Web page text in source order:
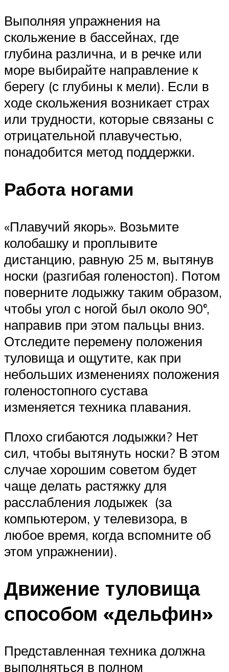
Выполняя упражнения на
скольжение в бассейнах, где
глубина различна, и в речке или
море выбирайте направление к
берегу (с глубины к мели). Если в
ходе скольжения возникает страх
или трудности, которые связаны с
отрицательной плавучестью,
понадобится метод поддержки.
Работа ногами
«Плавучий якорь». Возьмите
колобашку и проплывите
дистанцию, равную 25 м, вытянув
носки (разгибая голеностоп). Потом
поверните лодыжку таким образом,
чтобы угол с ногой был около 90°,
направив при этом пальцы вниз.
Отследите перемену положения
туловища и ощутите, как при
небольших изменениях положения
голеностопного сустава
изменяется техника плавания.
Плохо сгибаются лодыжки? Нет
сил, чтобы вытянуть носки? В этом
случае хорошим советом будет
чаще делать растяжку для
расслабления лодыжек (за
компьютером, у телевизора, в
любое время, когда вспомните об
этом упражнении).
Движение туловища
способом «дельфин»
Представленная техника должна
выполняться в полном